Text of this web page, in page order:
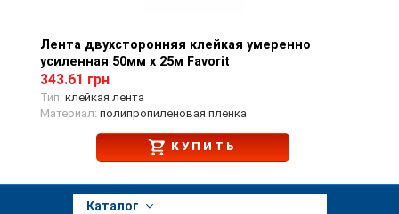
Просмотр товара
Лента двухсторонняя клейкая умеренно
усиленная 50мм х 25м Favorit
343.61 грн
Тип: клейкая лента
Материал: полипропиленовая пленка
КУПИТЬ
Каталог